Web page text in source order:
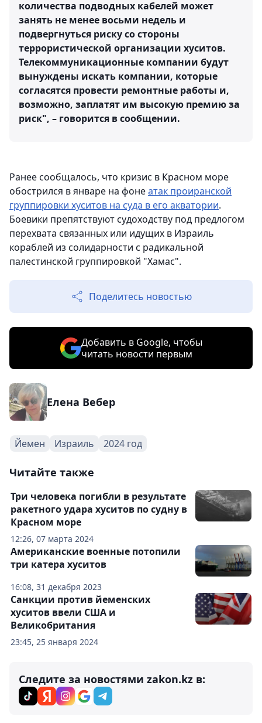
количества подводных кабелей может
занять не менее восьми недель и
подвергнуться риску со стороны
террористической организации хуситов.
Телекоммуникационные компании будут
вынуждены искать компании, которые
согласятся провести ремонтные работы и,
возможно, заплатят им высокую премию за
риск", – говорится в сообщении.
Ранее сообщалось, что кризис в Красном море
обострился в январе на фонеатак проиранской
группировки хуситов на суда в его акватории.
Боевики препятствуют судоходству под предлогом
перехвата связанных или идущих в Израиль
кораблей из солидарности с радикальной
палестинской группировкой "Хамас".
Поделитесь новостью
Добавить в Google, чтобы
читать новости первым
Елена Вебер
Йемен Израиль 2024 год
Читайте также
12:26, 07 марта 2024
Три человека погибли в результате
ракетного удара хуситов по судну в
Красном море
16:08, 31 декабря 2023
Американские военные потопили
три катера хуситов
23:45, 25 января 2024
Санкции против йеменских
хуситов ввели США и
Великобритания
Следите за новостями zakon.kz в: